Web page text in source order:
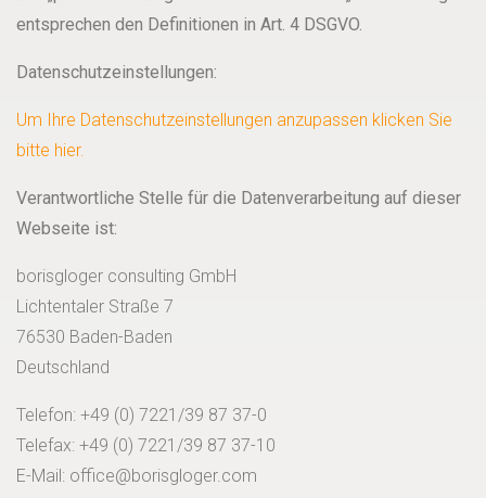
entsprechen den Definitionen in Art. 4 DSGVO.
Datenschutzeinstellungen:
Um Ihre Datenschutzeinstellungen anzupassen klicken Sie
bitte hier.
Verantwortliche Stelle für die Datenverarbeitung auf dieser
Webseite ist:
borisgloger consulting GmbH
Lichtentaler Straße 7
76530 Baden-Baden
Deutschland
Telefon: +49 (0) 7221/39 87 37-0
Telefax: +49 (0) 7221/39 87 37-10
E-Mail: office@borisgloger.com